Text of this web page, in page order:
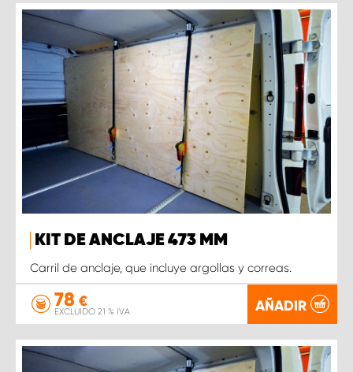
KIT DE ANCLAJE 473 MM
Carril de anclaje, que incluye argollas y correas.
78 €
EXCLUIDO 21 % IVA AÑADIR